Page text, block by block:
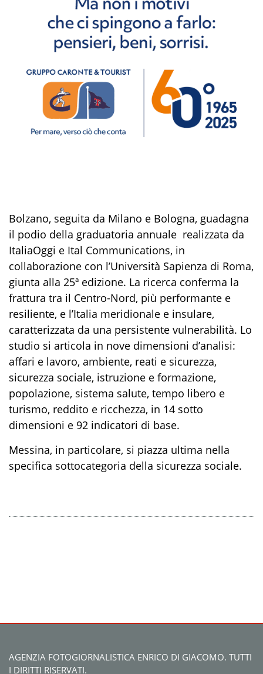
Bolzano, seguita da Milano e Bologna, guadagna
il podio della graduatoria annuale realizzata da
ItaliaOggi e Ital Communications, in
collaborazione con l’Università Sapienza di Roma,
giunta alla 25ª edizione. La ricerca conferma la
frattura tra il Centro-Nord, più performante e
resiliente, e l’Italia meridionale e insulare,
caratterizzata da una persistente vulnerabilità. Lo
studio si articola in nove dimensioni d’analisi:
affari e lavoro, ambiente, reati e sicurezza,
sicurezza sociale, istruzione e formazione,
popolazione, sistema salute, tempo libero e
turismo, reddito e ricchezza, in 14 sotto
dimensioni e 92 indicatori di base.
Messina, in particolare, si piazza ultima nella
specifica sottocategoria della sicurezza sociale.
AGENZIA FOTOGIORNALISTICA ENRICO DI GIACOMO. TUTTI
I DIRITTI RISERVATI.